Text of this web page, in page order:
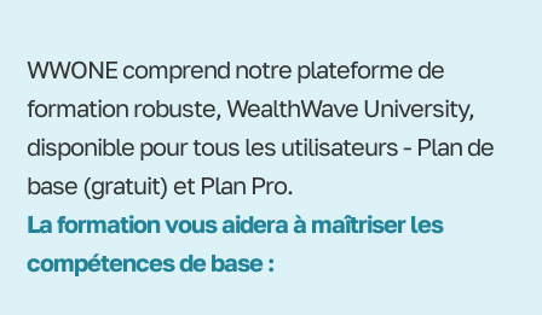
WWONE comprend notre plateforme de
formation robuste, WealthWave University,
disponible pour tous les utilisateurs - Plan de
base (gratuit) et Plan Pro.
La formation vous aidera à maîtriser les
compétences de base :